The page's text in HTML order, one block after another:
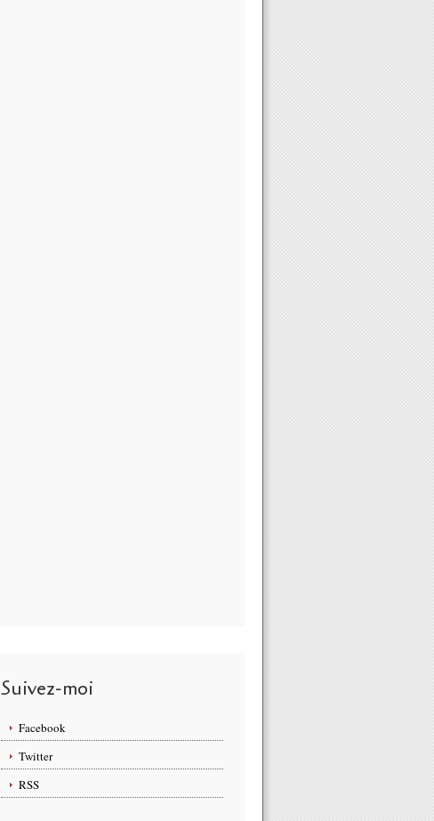
Suivez-moi
Facebook
Twitter
RSS